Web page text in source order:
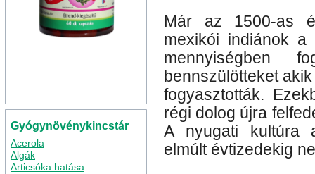
Gyógynövénykincstár
Acerola
Algák
Articsóka hatása
Már az 1500-as
mexikói indiánok
mennyiségben
bennszülötteket
fogyasztották.
régi dolog újra
A nyugati kultúra
elmúlt évtizedekig